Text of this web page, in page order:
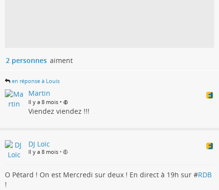
2 personnes aiment
en réponse à Louis
Martin
Il y a 8 mois •
Viendez viendez !!!
DJ Loïc
Il y a 8 mois •
O Pétard ! On est Mercredi sur deux ! En direct à 19h sur #RDB
!